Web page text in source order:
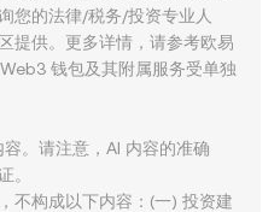
您的法律/税务/投资专业人
提供。更多详情，请参考欧易
钱包及其附属服务受单独
。请注意，AI 内容的准确
。
不构成以下内容：(一) 投资建